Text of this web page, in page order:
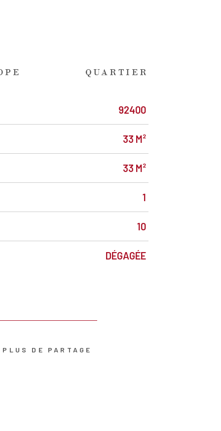
QUARTIER
92400
33 M²
33 M²
1
10
DÉGAGÉE
PLUS DE PARTAGE